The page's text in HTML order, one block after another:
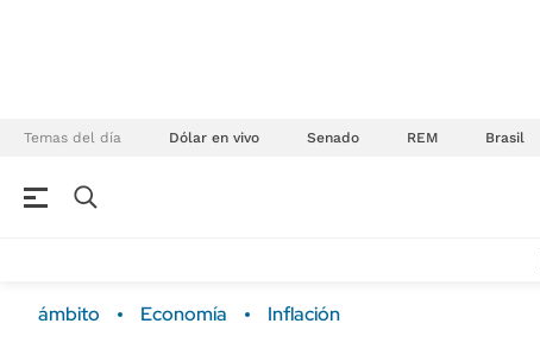
Temas del día Dólar en vivo Senado REM Brasil
ámbito Economía Inflación